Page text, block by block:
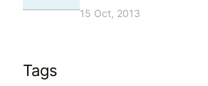
15 Oct, 2013
Tags